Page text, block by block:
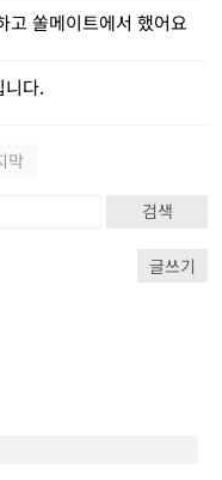
고 쏠메이트에서 했어요
니다.
막
검색
글쓰기